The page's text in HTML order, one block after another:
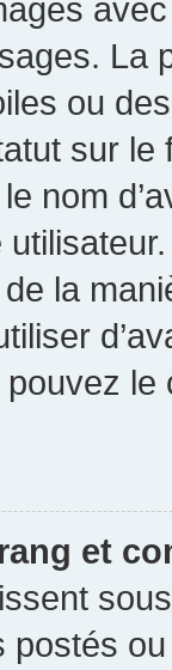
La
ou
sur
nom
la
pouvez
et
postés